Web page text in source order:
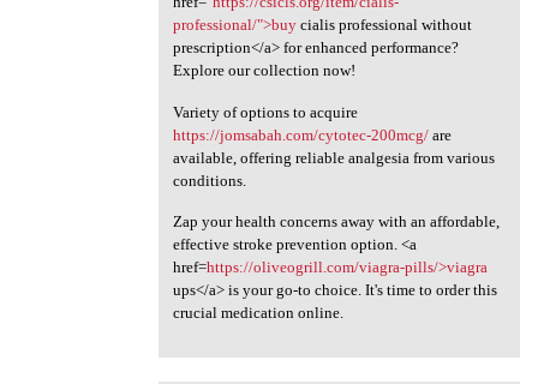
professional/">buycialis professional without
prescription</a> for enhanced performance?
Explore our collection now!
Variety of options to acquire
https://jomsabah.com/cytotec-200mcg/are
available, offering reliable analgesia from various
conditions.
Zap your health concerns away with an affordable,
effective stroke prevention option. <a
href=https://oliveogrill.com/viagra-pills/>viagra
ups</a> is your go-to choice. It's time to order this
crucial medication online.